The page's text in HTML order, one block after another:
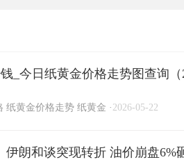
_今日纸黄金价格走势图查询（
纸黄金价格走势 纸黄金 · 2026-05-22
伊朗和谈突现转折 油价崩盘6%